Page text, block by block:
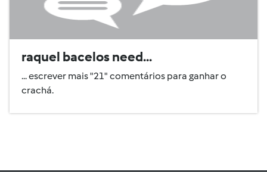
raquel bacelos need...
... escrever mais "21" comentários para ganhar o
crachá.